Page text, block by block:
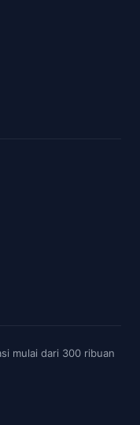
mulai dari 300 ribuan